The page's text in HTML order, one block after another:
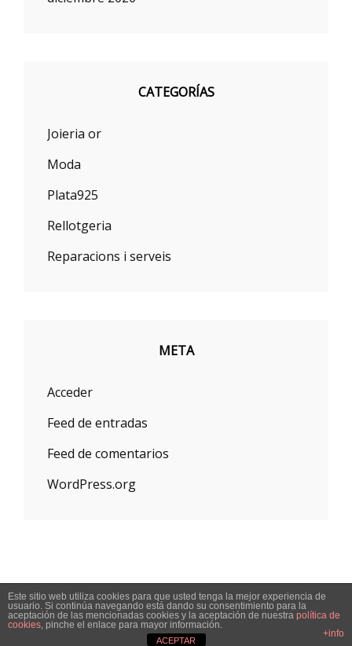
CATEGORÍAS
Joieria or
Moda
Plata925
Rellotgeria
Reparacions i serveis
META
Acceder
Feed de entradas
Feed de comentarios
WordPress.org
Copyright © 2026Joieria I Rellotgeria Sira's JoiesPolítica De
Privacidad|Signify ByWEN Themes
Este sitio web utiliza cookies para que usted tenga la mejor experiencia de
usuario. Si continúa navegando está dando su consentimiento para la
aceptación de las mencionadas cookies y la aceptación de nuestra política de
cookies, pinche el enlace para mayor información.
+info
ACEPTAR